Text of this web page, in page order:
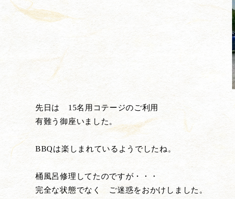
先日は 15名用コテージのご利用
有難う御座いました。
BBQは楽しまれているようでしたね。
桶風呂修理してたのですが・・・
完全な状態でなく ご迷惑をおかけしました。